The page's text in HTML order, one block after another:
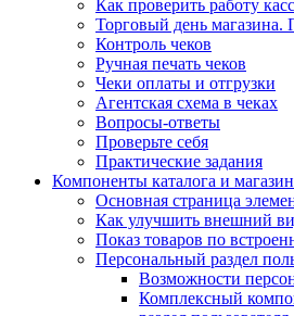
Как проверить работу
Торговый день магазина.
Контроль чеков
Ручная печать чеков
Чеки оплаты и отгрузки
Агентская схема в чеках
Вопросы-ответы
Проверьте себя
Практические задания
Компоненты каталога и
Основная страница
Как улучшить внешний
Показ товаров по
Персональный раздел
Возможности
Комплексный